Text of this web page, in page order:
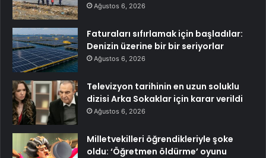
Ağustos 6, 2026
Faturaları sıfırlamak için başladılar:
Denizin üzerine bir bir seriyorlar
Ağustos 6, 2026
Televizyon tarihinin en uzun soluklu
dizisi Arka Sokaklar için karar verildi
Ağustos 6, 2026
Milletvekilleri öğrendikleriyle şoke
oldu: ‘Öğretmen öldürme’ oyunu